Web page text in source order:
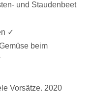
und Staudenbeet
✓
beim
Vorsätze. 2020